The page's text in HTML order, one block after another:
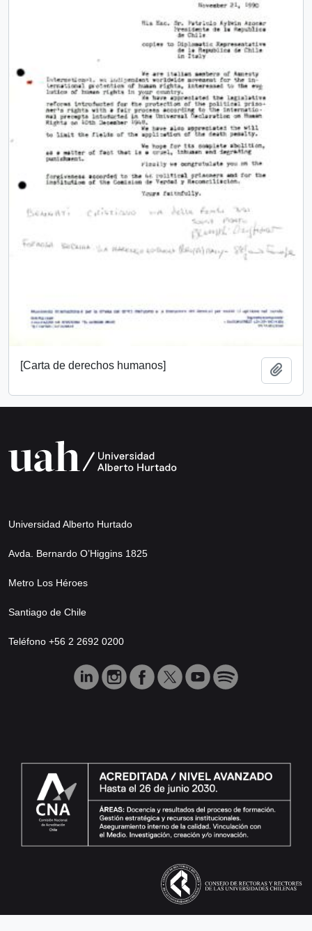
[Carta de derechos humanos]
Universidad Alberto Hurtado
Avda. Bernardo O’Higgins 1825
Metro Los Héroes
Santiago de Chile
Teléfono +56 2 2692 0200